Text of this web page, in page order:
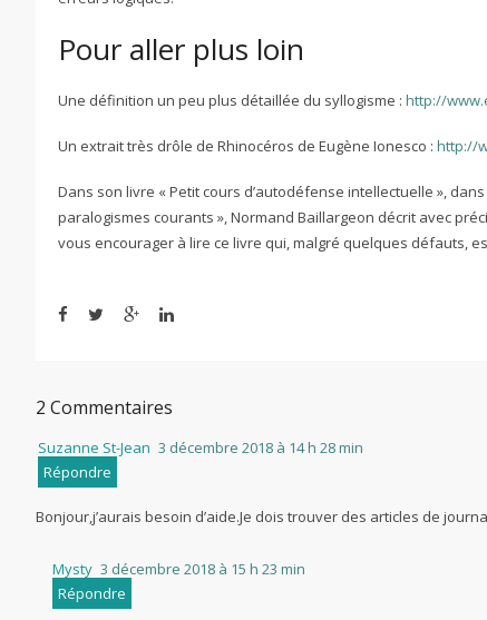
Pour aller plus loin
Une définition un peu plus détaillée du syllogisme : http://
Un extrait très drôle de Rhinocéros de Eugène Ionesco : http://
Dans son livre « Petit cours d’autodéfense intellectuelle »,
paralogismes courants », Normand Baillargeon décrit avec
vous encourager à lire ce livre qui, malgré quelques défauts,
2 Commentaires
Suzanne St-Jean 3 décembre 2018 à 14 h 28 min
Répondre
Bonjour,j’aurais besoin d’aide.Je dois trouver des articles de
Mysty 3 décembre 2018 à 15 h 23 min
Répondre